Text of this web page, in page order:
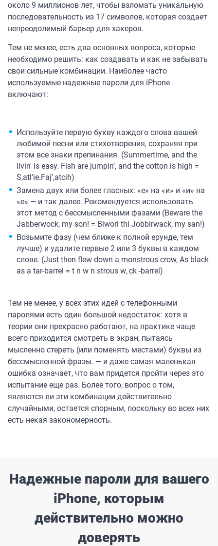
около 9 миллионов лет, чтобы взломать уникальную
последовательность из 17 символов, которая создает
непреодолимый барьер для хакеров.
Тем не менее, есть два основных вопроса, которые
необходимо решить: как создавать и как не забывать
свои сильные комбинации. Наиболее часто
используемые надежные пароли для iPhone
включают:
Используйте первую букву каждого слова вашей
любимой песни или стихотворения, сохраняя при
этом все знаки препинания. (Summertime, and the
livin' is easy. Fish are jumpin’, and the cotton is high =
S,atl'ie.Faj’,atcih)
Замена двух или более гласных: «е» на «и» и «и» на
«е» — и так далее. Рекомендуется использовать
этот метод с бессмысленными фазами (Beware the
Jabberwock, my son! = Biwori thi Jobbirwack, my san!)
Возьмите фазу (чем ближе к полной ерунде, тем
лучше) и удалите первые 2 или 3 буквы в каждом
слове. (Just then flew down a monstrous crow, As black
as a tar-barrel = t n w n strous w, ck -barrel)
Тем не менее, у всех этих идей с телефонными
паролями есть один большой недостаток: хотя в
теории они прекрасно работают, на практике чаще
всего приходится смотреть в экран, пытаясь
мысленно стереть (или поменять местами) буквы из
бессмысленной фразы. — и даже самая маленькая
ошибка означает, что вам придется пройти через это
испытание еще раз. Более того, вопрос о том,
являются ли эти комбинации действительно
случайными, остается спорным, поскольку во всех них
есть некая закономерность.
Надежные пароли для вашего
iPhone, которым
действительно можно
доверять